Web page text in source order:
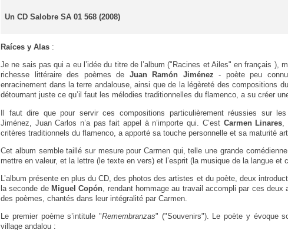
Un CD Salobre SA 01 568 (2008)
Raíces y Alas :
Je ne sais pas qui a eu l’idée du titre de l’album ("Racines et Ailes" en français ),
richesse littéraire des poèmes de Juan Ramón Jiménez - poète peu
enracinement dans la terre andalouse, ainsi que de la légèreté des compositions
détournant juste ce qu’il faut les mélodies traditionnelles du flamenco, a su créer
Il faut dire que pour servir ces compositions particulièrement réussies sur
Jiménez, Juan Carlos n’a pas fait appel à n’importe qui. C’est Carmen Linares
critères traditionnels du flamenco, a apporté sa touche personnelle et sa maturité
Cet album semble taillé sur mesure pour Carmen qui, telle une grande
mettre en valeur, et la lettre (le texte en vers) et l’esprit (la musique de la langue et
L’album présente en plus du CD, des photos des artistes et du poète, deux
la seconde de Miguel Copón, rendant hommage au travail accompli par ces
des poèmes, chantés dans leur intégralité par Carmen.
Le premier poème s’intitule "Remembranzas" ("Souvenirs"). Le poète y évoque
village andalou :